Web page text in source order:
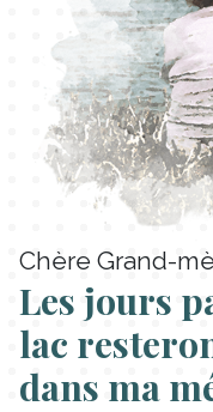
Chère Grand-
Les jours
lac
dans ma